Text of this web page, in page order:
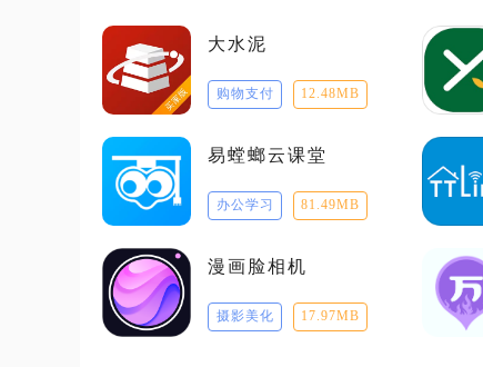
大水泥
购物支付 12.48MB
易螳螂云课堂
办公学习 81.49MB
漫画脸相机
摄影美化 17.97MB